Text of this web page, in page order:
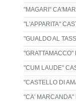
"MAGARI"
"L'APPARITA"
"GUALDO AL
"CUM LAUDE"
"CASTELLO DI
"CA' MARCANDA"